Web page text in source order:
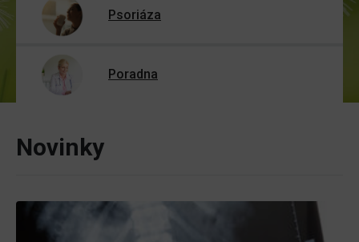
Psoriáza
Poradna
Novinky